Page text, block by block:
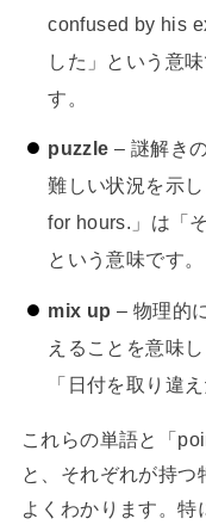
confused by his
した」という意
す。
puzzle – 謎解き
難しい状況を示
for hours.」は「
という意味です。
mix up – 物理的
えることを意味
「日付を取り違
これらの単語と「
と、それぞれが持
よくわかります。